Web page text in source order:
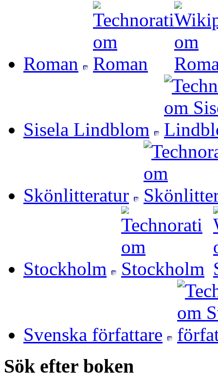
Roman
Sisela Lindblom
Skönlitteratur
Stockholm
Svenska författare
Sök efter boken